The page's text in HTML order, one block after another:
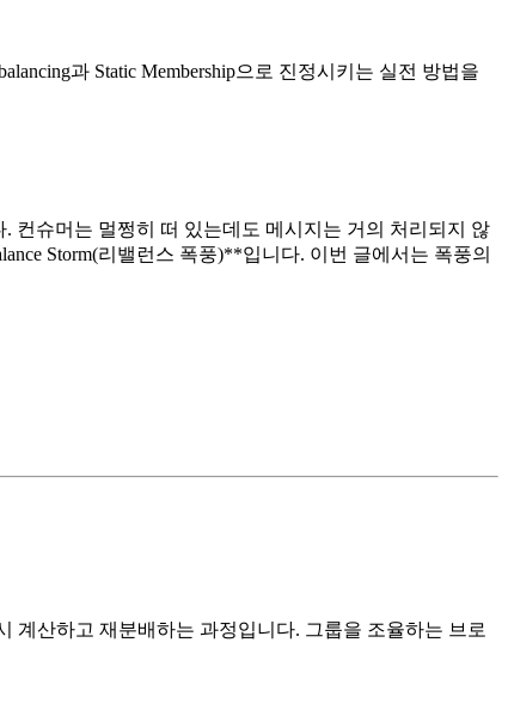
과 Static Membership으로 진정시키는 실전 방법을
컨슈머는 멀쩡히 떠 있는데도 메시지는 거의 처리되지 않
Storm(리밸런스 폭풍)**입니다. 이번 글에서는 폭풍의
계산하고 재분배하는 과정입니다. 그룹을 조율하는 브로